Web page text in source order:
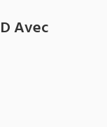
Avec